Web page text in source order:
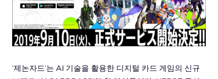
‘제논자드’는 AI 기술을 활용한 디지털 카드 게임의 신규